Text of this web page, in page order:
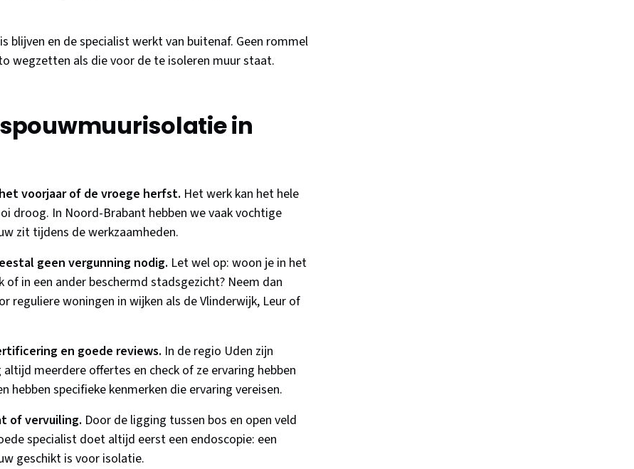
blijven en de specialist werkt van buitenaf. Geen rommel
wegzetten als die voor de te isoleren muur staat.
in
voorjaar of de vroege herfst. Het werk kan het hele
droog. In Noord-Brabant hebben we vaak vochtige
zit tijdens de werkzaamheden.
geen vergunning nodig. Let wel op: woon je in het
in een ander beschermd stadsgezicht? Neem dan
reguliere woningen in wijken als de Vlinderwijk, Leur of
en goede reviews. In de regio Uden zijn
meerdere offertes en check of ze ervaring hebben
hebben specifieke kenmerken die ervaring vereisen.
of vervuiling. Door de ligging tussen bos en open veld
specialist doet altijd eerst een endoscopie: een
geschikt is voor isolatie.